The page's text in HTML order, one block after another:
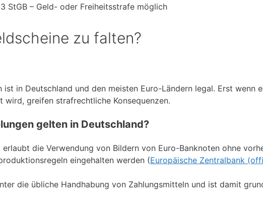
StGB – Geld- oder Freiheitsstrafe möglich
zu falten?
ist in Deutschland und den meisten Euro-Ländern legal. Erst wenn
greifen strafrechtliche Konsequenzen.
gelten in Deutschland?
die Verwendung von Bildern von Euro-Banknoten ohne
eingehalten werden (Europäische Zentralbank
die übliche Handhabung von Zahlungsmitteln und ist damit